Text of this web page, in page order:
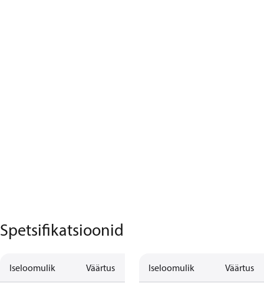
Spetsifikatsioonid
Iseloomulik Väärtus Iseloomulik Väärtus